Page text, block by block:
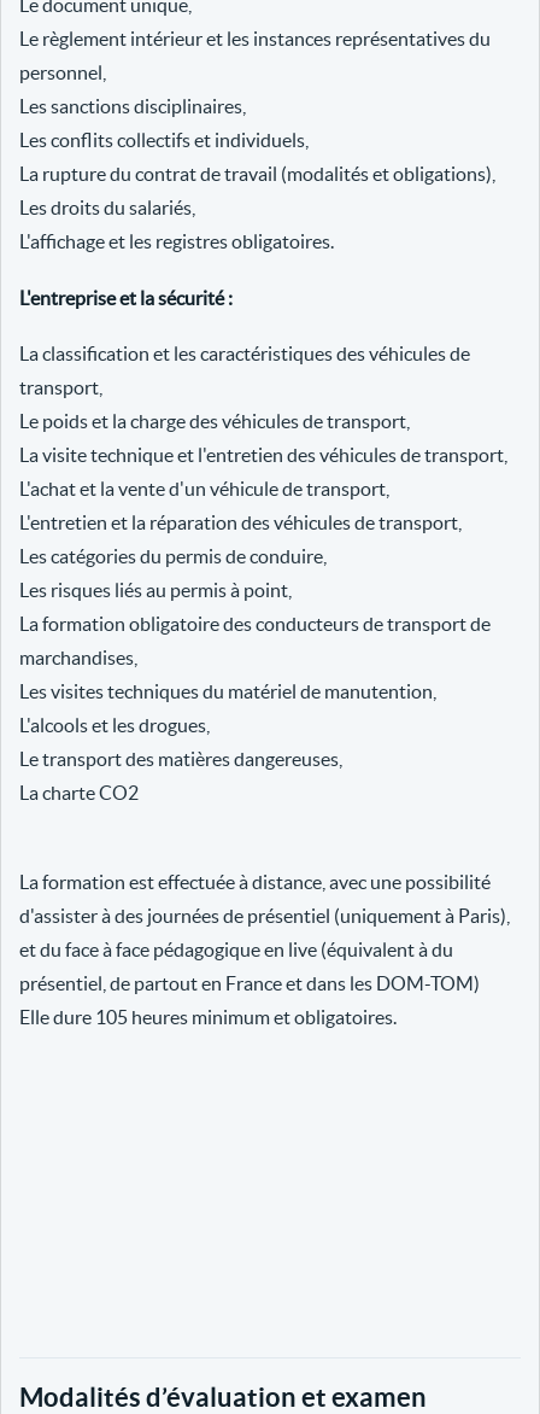
Le document unique,
Le règlement intérieur et les instances représentatives du
personnel,
Les sanctions disciplinaires,
Les conflits collectifs et individuels,
La rupture du contrat de travail (modalités et obligations),
Les droits du salariés,
L'affichage et les registres obligatoires.
L'entreprise et la sécurité :
La classification et les caractéristiques des véhicules de
transport,
Le poids et la charge des véhicules de transport,
La visite technique et l'entretien des véhicules de transport,
L'achat et la vente d'un véhicule de transport,
L'entretien et la réparation des véhicules de transport,
Les catégories du permis de conduire,
Les risques liés au permis à point,
La formation obligatoire des conducteurs de transport de
marchandises,
Les visites techniques du matériel de manutention,
L'alcools et les drogues,
Le transport des matières dangereuses,
La charte CO2
La formation est effectuée à distance, avec une possibilité
d'assister à des journées de présentiel (uniquement à Paris),
et du face à face pédagogique en live (équivalent à du
présentiel, de partout en France et dans les DOM-TOM)
Elle dure 105 heures minimum et obligatoires.
Modalités d’évaluation et examen